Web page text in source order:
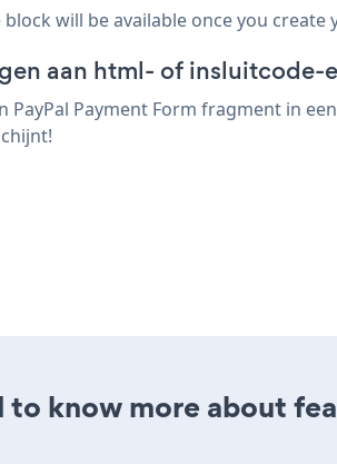
block will be available once you create
aan html- of
PayPal Payment Form fragment in
to know more about